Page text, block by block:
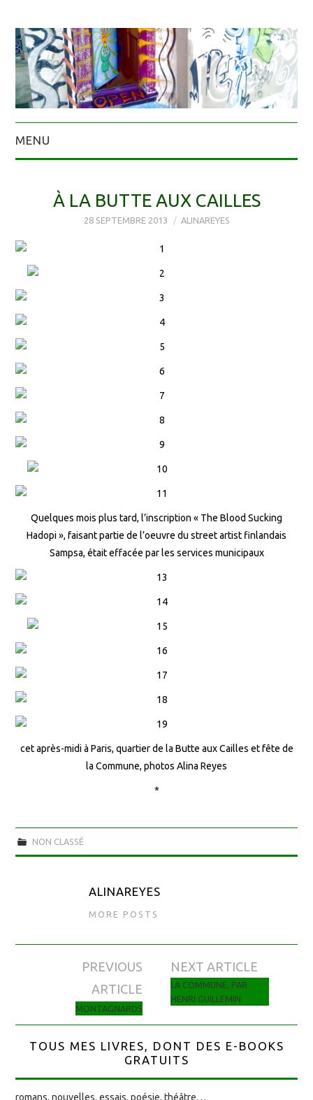
MENU
À LA BUTTE AUX CAILLES
28 SEPTEMBRE 2013 ALINAREYES
Quelques mois plus tard, l’inscription « The Blood Sucking
Hadopi », faisant partie de l’oeuvre du street artist finlandais
Sampsa, était effacée par les services municipaux
cet après-midi à Paris, quartier de la Butte aux Cailles et fête de
la Commune, photos Alina Reyes
*
NON CLASSÉ
ALINAREYES
MORE POSTS
Navigation des articles
PREVIOUS
ARTICLE
MONTAGNARDS
NEXT ARTICLE
LA COMMUNE, PAR
HENRI GUILLEMIN
TOUS MES LIVRES, DONT DES E-BOOKS
GRATUITS
romans, nouvelles, essais, poésie, théâtre…